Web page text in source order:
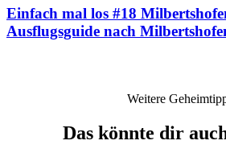
Einfach mal los #18
Ausflugsguide nach
Weitere
Das könnte dir